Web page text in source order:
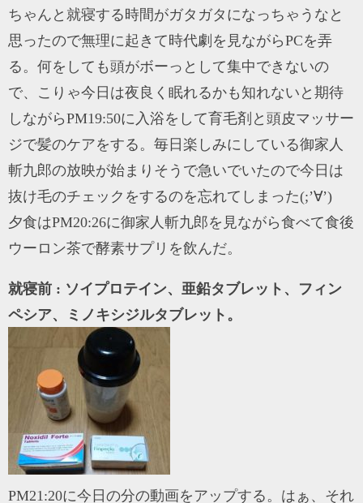
ちゃんと就寝する時間がガタガタになっちゃうなと
思ったので無理に起きて時代劇を見ながらPCを弄
る。何をしても頭がボーっとして集中できないの
で、こりゃ今日は夜良く眠れるかも知れないと期待
しながらPM19:50に入浴をして育毛剤と頭皮マッサー
ジで髪のケアをする。毎日楽しみにしている御家人
斬九郎の放映が始まりそうで急いでいたので今日は
抜け毛のチェックをするのを忘れてしまった(;’∀’)
夕食はPM20:26に御家人斬九郎を見ながら食べて食後
ウーロン茶で酵素サプリを飲んだ。
就寝前 : ソイプロテイン、亜鉛タブレット、フィン
ペシア、ミノキシジルタブレット。
PM21:20に今日の分の動画をアップする。はぁ、それ